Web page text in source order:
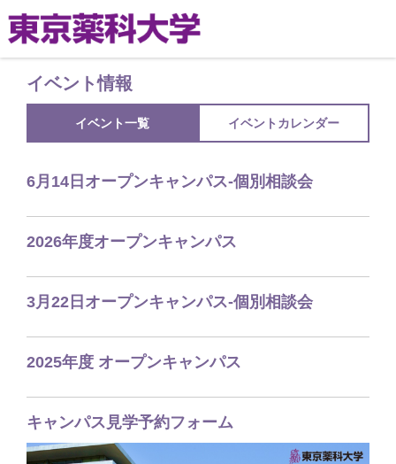
イベント情報
イベント一覧 イベントカレンダー
6月14日オープンキャンパス-個別相談会
2026年度オープンキャンパス
3月22日オープンキャンパス-個別相談会
2025年度 オープンキャンパス
キャンパス見学予約フォーム